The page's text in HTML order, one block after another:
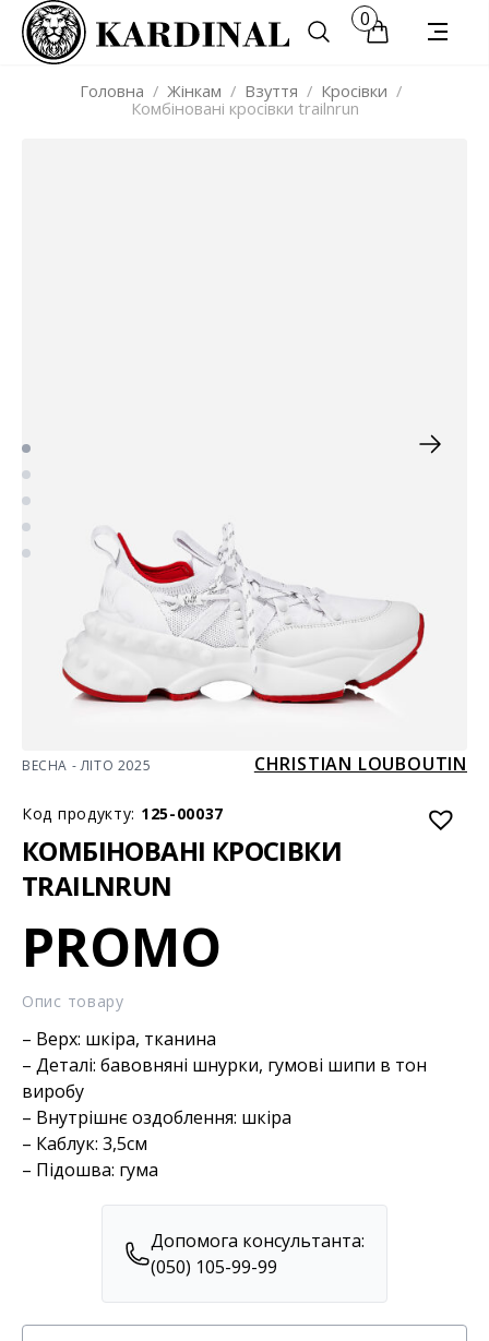
0
Головна / Жінкам / Взуття / Кросівки /
Комбіновані кросівки trailnrun
ВЕСНА - ЛІТО 2025 CHRISTIAN LOUBOUTIN
Код продукту: 125-00037
КОМБІНОВАНІ КРОСІВКИ
TRAILNRUN
PROMO
Опис товару
– Верх: шкіра, тканина
– Деталі: бавовняні шнурки, гумові шипи в тон
виробу
– Внутрішнє оздоблення: шкіра
– Каблук: 3,5см
– Підошва: гума
Допомога консультанта:
(050) 105-99-99